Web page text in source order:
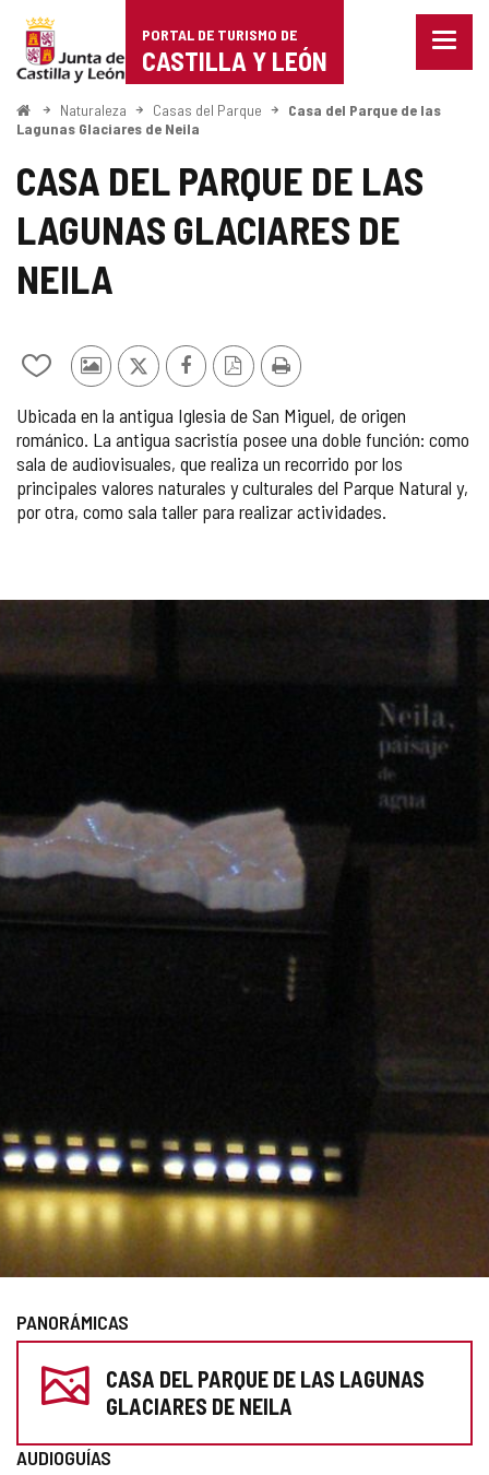
Portal
de
Turismo
de
Castilla
León
PORTAL DE TURISMO DE
CASTILLA Y LEÓN
Menu
InicioNaturaleza Casas del Parque
Casa del Parque de las
Lagunas Glaciares de Neila
CASA DEL PARQUE DE LAS
LAGUNAS GLACIARES DE
NEILA
Añadir/quitar
mis
cuadernos
Fotos
otros
turistas
X FacebookVersiónImprimir
Ubicada en la antigua Iglesia de San Miguel, de origen
románico. La antigua sacristía posee una doble función: como
sala de audiovisuales, que realiza un recorrido por los
principales valores naturales y culturales del Parque Natural y,
por otra, como sala taller para realizar actividades.
DE
PREPARA
TU
PANORÁMICAS
CASA DEL PARQUE DE LAS LAGUNAS
GLACIARES DE NEILA
AUDIOGUÍAS